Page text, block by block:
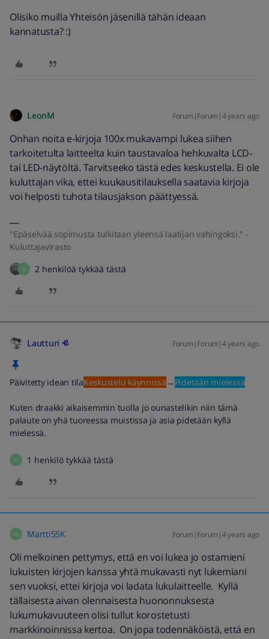
Olisiko muilla Yhteisön jäsenillä tähän ideaan
kannatusta? :)
LeonM Forum|Forum|4 years ago
Onhan noita e-kirjoja 100x mukavampi lukea siihen
tarkoitetulta laitteelta kuin taustavaloa hehkuvalta LCD-
tai LED-näytöltä. Tarvitseeko tästä edes keskustella. Ei ole
kuluttajan vika, ettei kuukausitilauksella saatavia kirjoja
voi helposti tuhota tilausjakson päättyessä.
"Epäselvää sopimusta tulkitaan yleensä laatijan vahingoksi." -
Kuluttajavirasto
M 2 henkilöä tykkää tästä
Lautturi Forum|Forum|4 years ago
Päivitetty idean tilaKeskustelu käynnissä → Pidetään mielessä
Kuten draakki aikaisemmin tuolla jo ounastelikin niin tämä
palaute on yhä tuoreessa muistissa ja asia pidetään kyllä
mielessä.
M 1 henkilö tykkää tästä
M Martti55K Forum|Forum|4 years ago
Oli melkoinen pettymys, että en voi lukea jo ostamieni
lukuisten kirjojen kanssa yhtä mukavasti nyt lukemiani
sen vuoksi, ettei kirjoja voi ladata lukulaitteelle. Kyllä
tällaisesta aivan olennaisesta huononnuksesta
lukumukavuuteen olisi tullut korostetusti
markkinoinnissa kertoa. On jopa todennäköistä, että en